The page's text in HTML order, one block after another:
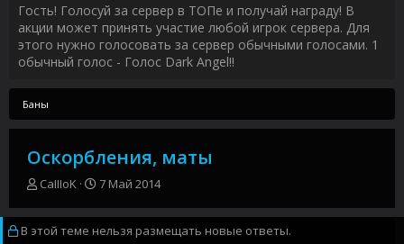
Гость! Голосуй за сервер в ТОПе и получай награду! В
акции может принять участие любой игрок сервера. Для
этого нужно голосовать за сервер обычными голосами. 1
обычный голос - Голос Dark Angel!!
Баны
Оскорбления, маты
А
т
о
CaIIIoK
Д
т
а
7 Май 2014
В этой теме нельзя размещать новые ответы.